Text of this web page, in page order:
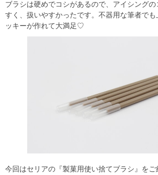
ブラシは硬めでコシがあるので、アイシング
すく、扱いやすかったです。不器用な筆者でも
ッキーが作れて大満足♡
今回はセリアの『製菓用使い捨てブラシ』を